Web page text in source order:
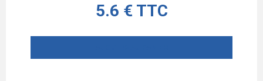
5.6 € TTC